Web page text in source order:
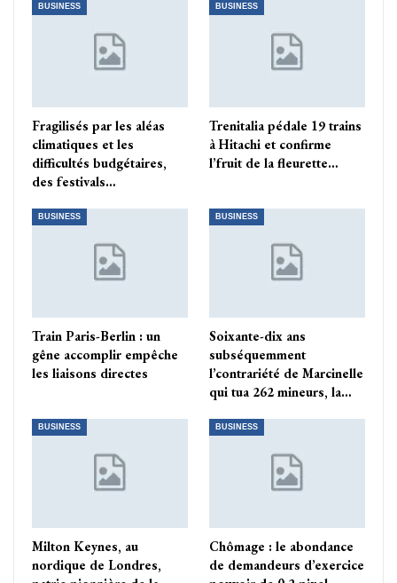
BUSINESS
Fragilisés par les aléas
climatiques et les
difficultés budgétaires,
des festivals…
BUSINESS
Trenitalia pédale 19 trains
à Hitachi et confirme
l’fruit de la fleurette…
BUSINESS
Train Paris-Berlin : un
gêne accomplir empêche
les liaisons directes
BUSINESS
Soixante-dix ans
subséquemment
l’contrariété de Marcinelle
qui tua 262 mineurs, la…
BUSINESS
Milton Keynes, au
nordique de Londres,
BUSINESS
Chômage : le abondance
de demandeurs d’exercice